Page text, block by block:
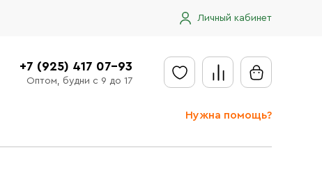
Личный кабинет
+7 (925) 417 07-93
Оптом, будни с 9 до 17
Нужна помощь?
Отправить заявку